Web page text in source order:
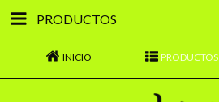
PRODUCTOS
INICIO PRODUCTOS